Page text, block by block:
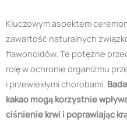
Kluczowym aspektem
zawartość naturalnych
flawonoidów. Te potężne
rolę w ochronie organizmu
i przewlekłymi chorobami.
kakao mogą korzystnie
ciśnienie krwi i poprawiając